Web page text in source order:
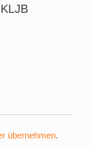
übernehmen.